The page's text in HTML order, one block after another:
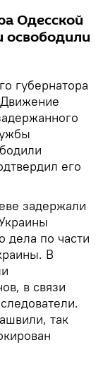
Одесской
освободили
губернатора
его
задержали
дела по части
В
в связи
так